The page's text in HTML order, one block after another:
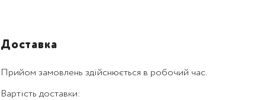
Доставка
Прийом замовлень здійснюється в робочий час.
Вартість доставки: